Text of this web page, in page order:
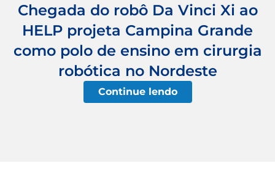
Chegada do robô Da Vinci Xi ao
HELP projeta Campina Grande
como polo de ensino em cirurgia
robótica no Nordeste
Continue lendo